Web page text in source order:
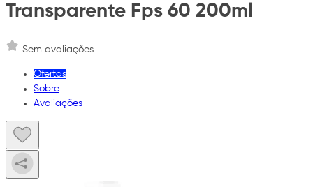
Transparente Fps 60 200ml
Sem avaliações
Ofertas
Sobre
Avaliações